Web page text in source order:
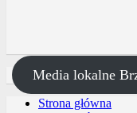
Media lokalne
Strona główna